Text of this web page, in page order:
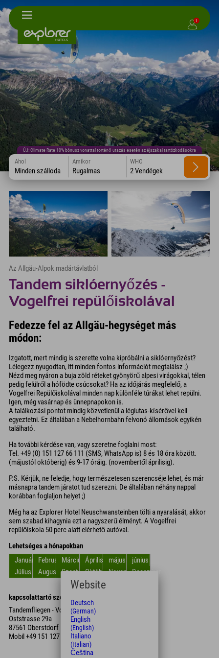
1
ÚJ: Climate Rate 10% bónusz vonattal történő utazás esetén az éjszakai tartózkodásokra
Ahol
Minden szálloda
Amikor
Rugalmas
WHO
2 Vendégek
Az Allgäu-Alpok madártávlatból
Tandem siklóernyőzés -
Vogelfrei repülőiskolával
Fedezze fel az Allgäu-hegységet más
módon:
Izgatott, mert mindig is szerette volna kipróbálni a siklóernyőzést?
Lélegezz nyugodtan, itt minden fontos információt megtalálsz ;)
Nézd meg nyáron a buja zöld réteket gyönyörű alpesi virágokkal, télen
pedig felülről a hófödte csúcsokat? Ha az időjárás megfelelő, a
Vogelfrei Repülőiskolával minden nap különféle túrákat lehet repülni.
Igen, még vasárnap és ünnepnapokon is.
A találkozási pontot mindig közvetlenül a légiutas-kísérővel kell
egyeztetni. Ez általában a Nebelhornbahn felvonó állomások egyikén
található.
Ha további kérdése van, vagy szeretne foglalni most:
Tel. +49 (0) 151 127 66 111 (SMS, WhatsApp is) 8 és 18 óra között.
(májustól októberig) és 9-17 óráig. (novembertől áprilisig).
P.S. Kérjük, ne feledje, hogy természetesen szerencséje lehet, és már
másnapra tandem járatot tud szerezni. De általában néhány nappal
korábban foglaljon helyet ;)
Még ha az Explorer Hotel Neuschwansteinben tölti a nyaralását, akkor
sem szabad kihagynia ezt a nagyszerű élményt. A Vogelfrei
repülőiskola 50 perc alatt elérhető autóval.
Lehetséges a hónapokban
Január
Február Március Április május
június
Július
AugusztusSzept. OktóberNovemberDecember
kapcsolattartó személy
Tandemfliegen - Vogelfrei
Oststrasse 29a
87561 Oberstdorf
Mobil+49 151 127 661 11
Website
Deutsch
(German)
English
(English)
Italiano
(Italian)
Čeština